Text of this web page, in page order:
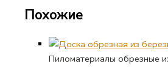
Похожие
Пиломатериалы обрезные